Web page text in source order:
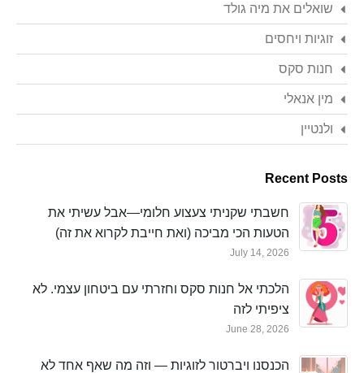
שואלים את מיה גולד
זוגיות ויחסים
חנות סקס
מין אנאלי
ולנטיין
Recent Posts
חשבתי שקניתי צעצוע חלומי—אבל עשיתי את
הטעות הכי מביכה (ואת חייבת לקרוא את זה)
July 14, 2026
הלכתי אל חנות סקס וחזרתי עם ביטחון עצמי. לא
ציפיתי לזה
June 28, 2026
הכנסנו ויברטור לזוגיות — וזה מה שאף אחד לא